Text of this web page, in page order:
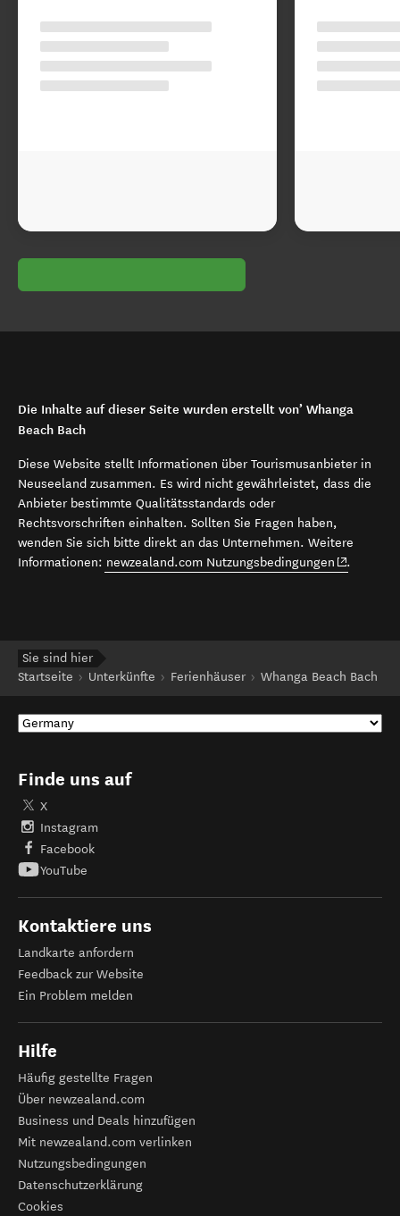
Die Inhalte auf dieser Seite wurden erstellt von’ Whanga
Beach Bach
Diese Website stellt Informationen über Tourismusanbieter in
Neuseeland zusammen. Es wird nicht gewährleistet, dass die
Anbieter bestimmte Qualitätsstandards oder
Rechtsvorschriften einhalten. Sollten Sie Fragen haben,
wenden Sie sich bitte direkt an das Unternehmen. Weitere
Informationen: newzealand.com Nutzungsbedingungen (opens in
.
Sie sind hier
Startseite
Unterkünfte Ferienhäuser Whanga Beach Bach
Finde uns auf
X
Instagram
Facebook
YouTube
Kontaktiere uns
Landkarte anfordern
Feedback zur Website
Ein Problem melden
Hilfe
Häufig gestellte Fragen
Über newzealand.com
Business und Deals hinzufügen
Mit newzealand.com verlinken
Nutzungsbedingungen
Datenschutzerklärung
Cookies